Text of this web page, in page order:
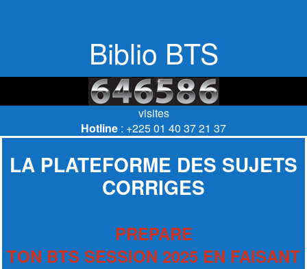
Biblio BTS
visites
Hotline : +225 01 40 37 21 37
LA PLATEFORME DES SUJETS
CORRIGES
PREPARE
TON BTS SESSION 2025 EN FAISANT